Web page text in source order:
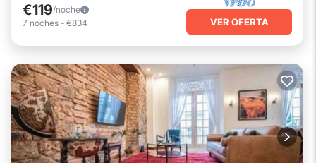
€119/noche
7 noches - €834 VER OFERTA